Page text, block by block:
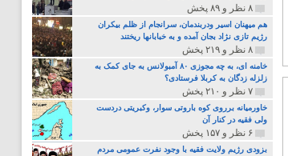
۸ نظر و ۸۹ پخش
هم میهنان اسیر ودربندمان، سرانجام از ظلم بیکران
رژیم تازی نژاد بجان آمده و به خبابانها ریختند
۸ نظر و ۲۱۹ پخش
خامنه ای، به چه مجوزی ۸۰ آمبولانس به جای کمک به
زلزله زدگان به کربلا فرستادی؟
۷ نظر و ۲۱۰ پخش
خاورمیانه برروی کوه باروتی سوار، وکبریتی دردست
ولی فقیه در کنار آن
۶ نظر و ۱۵۷ پخش
بزودی رژیم ولایت فقیه با وجود نفرت عمومی مردم